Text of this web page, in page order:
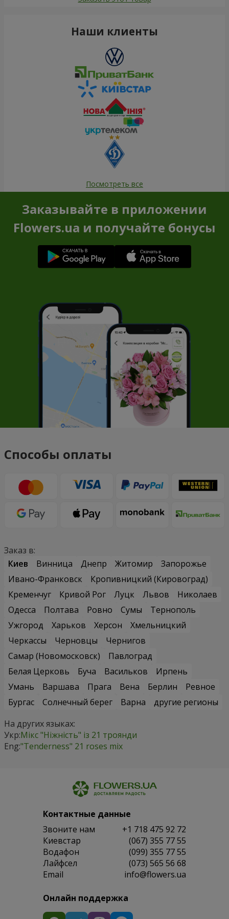
Наши клиенты
Посмотреть все
Заказывайте в приложении
Flowers.ua и получайте бонусы
Способы оплаты
Заказ в:
Киев
Винница Днепр Житомир
Запорожье
Ивано-Франковск
Кропивницкий (Кировоград)
Кременчуг
Кривой Рог Луцк Львов
Николаев
Одесса
Полтава Ровно Сумы
Тернополь
Ужгород
Харьков Херсон
Хмельницкий
Черкассы
Черновцы
Чернигов
Самар (Новомосковск)
Павлоград
Белая Церковь
Буча Васильков
Ирпень
Умань
Варшава Прага Вена Берлин
Ревное
Бургас
Солнечный берег Варна
другие регионы
На других языках:
Укр:Мікс "Ніжність" із 21 троянди
Eng:"Tenderness" 21 roses mix
Контактные данные
Звоните нам
+1 718 475 92 72
Киевстар
(067) 355 77 55
Водафон
(099) 355 77 55
Лайфсел
(073) 565 56 68
Email
info@flowers.ua
Онлайн поддержка